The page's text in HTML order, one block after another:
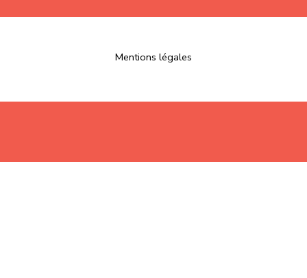
Mentions légales